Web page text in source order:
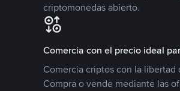
criptomonedas abierto.
Comercia con el precio ideal
Comercia criptos con la
Compra o vende mediante las